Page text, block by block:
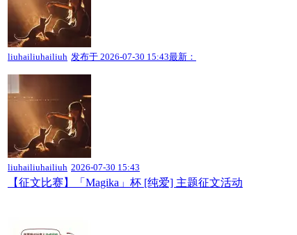
liuhailiuhailiuh 发布于 2026-07-30 15:43最新：
liuhailiuhailiuh 2026-07-30 15:43
【征文比赛】「Magika」杯 [纯爱] 主题征文活动